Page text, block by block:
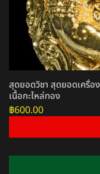
สุดยอดวิชา สุดยอดเครื่
เนื้อกะไหล่ทอง
฿600.00